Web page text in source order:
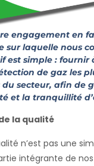
engagement en
sur laquelle nous
est simple : fournir
de gaz les
du secteur, afin de
et la tranquillité
la qualité
n’est pas une
intégrante de